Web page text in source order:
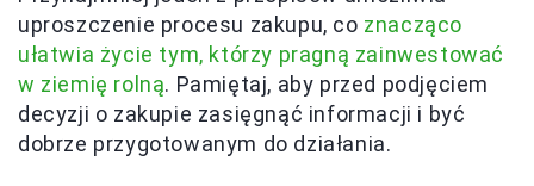
uproszczenie procesu zakupu, co znacząco
ułatwia życie tym, którzy pragną zainwestować
w ziemię rolną. Pamiętaj, aby przed podjęciem
decyzji o zakupie zasięgnąć informacji i być
dobrze przygotowanym do działania.